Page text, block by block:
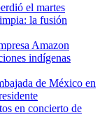
el martes
la fusión
Amazon
indígenas
de México en
en concierto de